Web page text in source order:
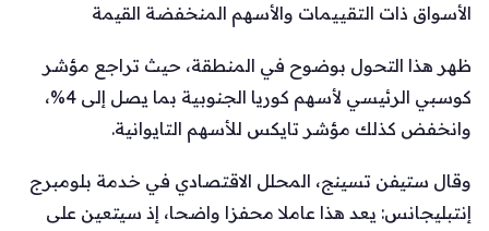
الأسواق ذات التقييمات والأسهم المنخفضة القيمة
ظهر هذا التحول بوضوح في المنطقة، حيث تراجع مؤشر
كوسبي الرئيسي لأسهم كوريا الجنوبية بما يصل إلى 4%،
وانخفض كذلك مؤشر تايكس للأسهم التايوانية.
وقال ستيفن تسينج، المحلل الاقتصادي في خدمة بلومبرج
إنتبليجانس: يعد هذا عاملا محفزا واضحا، إذ سيتعين على